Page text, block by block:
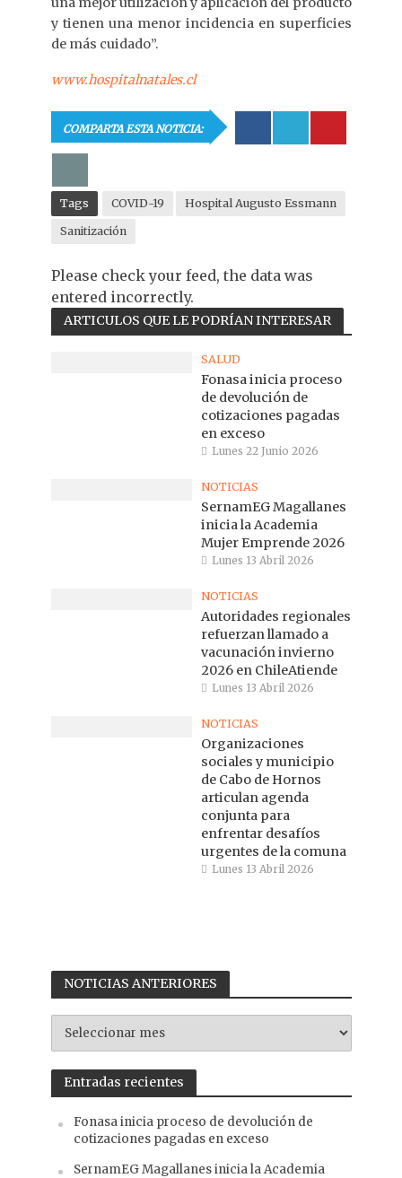
y tienen una menor incidencia en superficies
de más cuidado”.
www.hospitalnatales.cl
COMPARTA ESTA NOTICIA:
Tags COVID-19 Hospital Augusto Essmann
Sanitización
Please check your feed, the data was
entered incorrectly.
ARTICULOS QUE LE PODRÍAN INTERESAR
SALUD
Fonasa inicia proceso
de devolución de
cotizaciones pagadas
en exceso
Lunes 22 Junio 2026
NOTICIAS
SernamEG Magallanes
inicia la Academia
Mujer Emprende 2026
Lunes 13 Abril 2026
NOTICIAS
Autoridades regionales
refuerzan llamado a
vacunación invierno
2026 en ChileAtiende
Lunes 13 Abril 2026
NOTICIAS
Organizaciones
sociales y municipio
de Cabo de Hornos
articulan agenda
conjunta para
enfrentar desafíos
urgentes de la comuna
Lunes 13 Abril 2026
NOTICIAS ANTERIORES
ANTERIORES
Entradas recientes
Fonasa inicia proceso de devolución de
cotizaciones pagadas en exceso
SernamEG Magallanes inicia la Academia